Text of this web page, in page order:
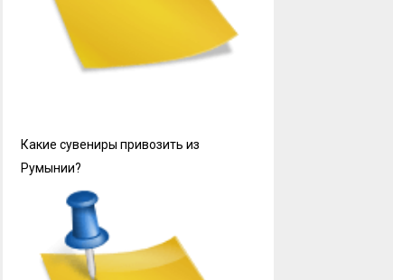
Какие сувениры привозить из
Румынии?